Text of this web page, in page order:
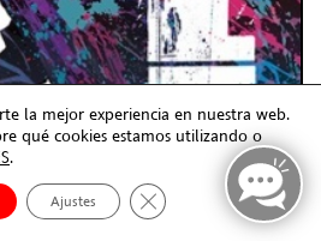
la mejor experiencia en nuestra web.
qué cookies estamos utilizando o
.
Ajustes Cerrar el banner de